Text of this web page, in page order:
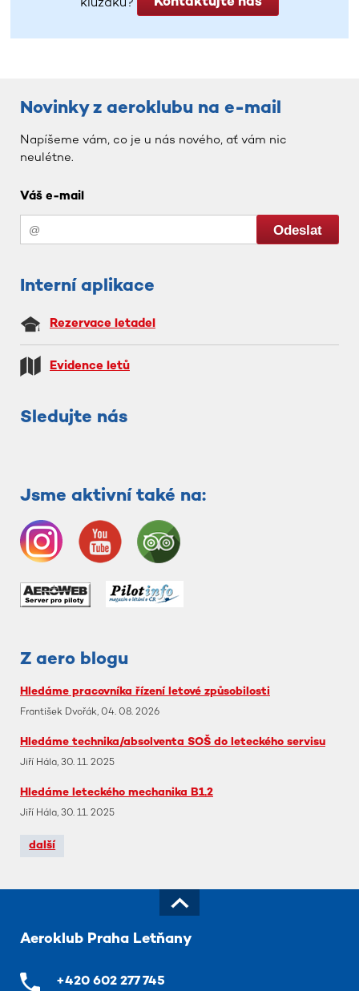
Novinky z aeroklubu na e-mail
Napíšeme vám, co je u nás nového, ať vám nic
neulétne.
Váš e-mail
Interní aplikace
Rezervace letadel
Evidence letů
Sledujte nás
Jsme aktivní také na:
Z aero blogu
Hledáme pracovníka řízení letové způsobilosti
František Dvořák, 04. 08. 2026
Hledáme technika/absolventa SOŠ do leteckého servisu
Jiří Hála, 30. 11. 2025
Hledáme leteckého mechanika B1.2
Jiří Hála, 30. 11. 2025
další
Aeroklub Praha Letňany
+420 602 277 745